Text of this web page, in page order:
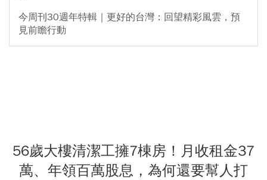
今周刊30週年特輯｜更好的台灣：回望精彩風雲，預
見前瞻行動
56歲大樓清潔工擁7棟房！月收租金37
萬、年領百萬股息，為何還要幫人打